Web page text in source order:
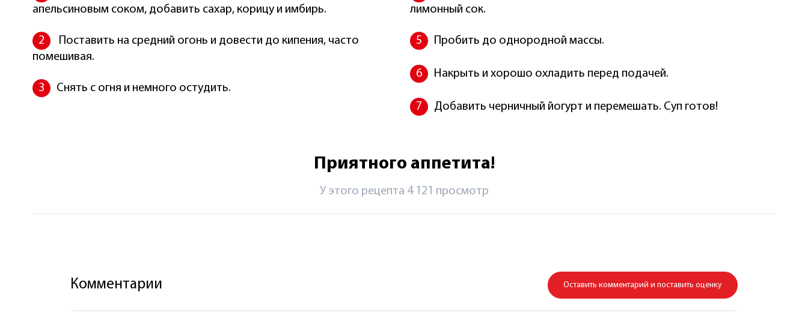
апельсиновым соком, добавить сахар, корицу и имбирь.
Поставить на средний огонь и довести до кипения, часто
помешивая.
Снять с огня и немного остудить.
лимонный сок.
Пробить до однородной массы.
Накрыть и хорошо охладить перед подачей.
Добавить черничный йогурт и перемешать. Суп готов!
Приятного аппетита!
У этого рецепта 4 121 просмотр
Комментарии Оставить комментарий и поставить оценку